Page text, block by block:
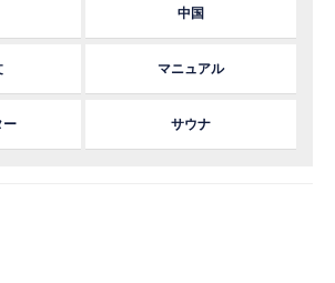
中国
マニュアル
ー サウナ